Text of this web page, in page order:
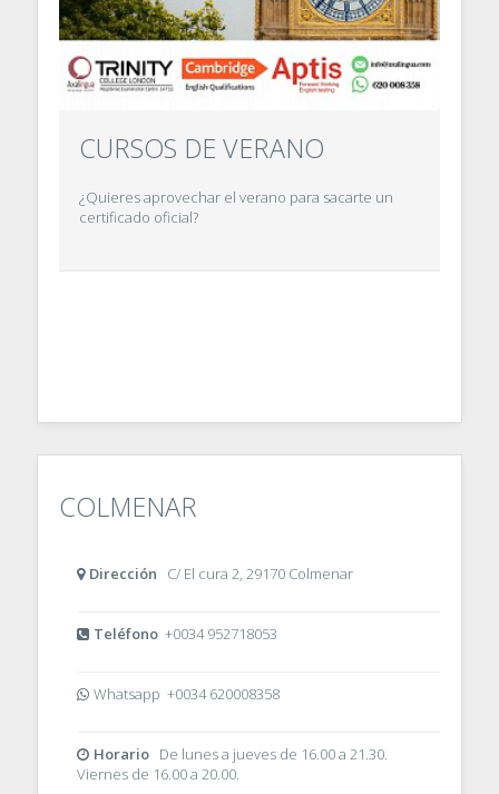
CURSOS DE VERANO
¿Quieres aprovechar el verano para sacarte un
certificado oficial?
COLMENAR
Dirección C/ El cura 2, 29170 Colmenar
Teléfono+0034 952718053
Whatsapp +0034 620008358
HorarioDe lunes a jueves de 16.00 a 21.30.
Viernes de 16.00 a 20.00.